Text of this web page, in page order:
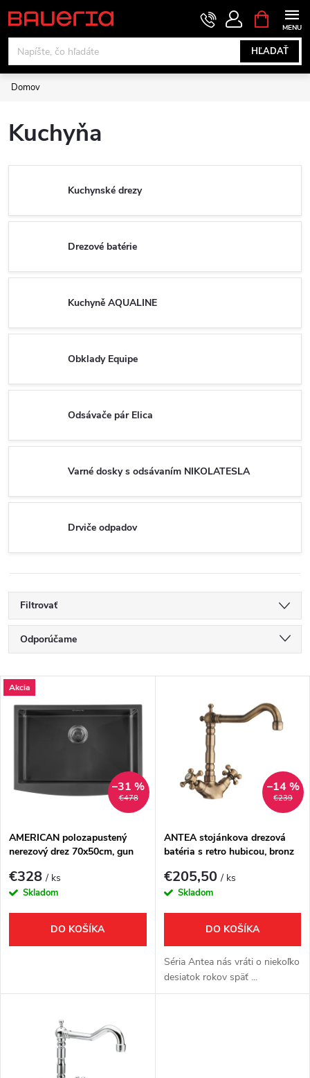
Prejsť
na
obsah
HĽADAŤ
KOŠÍK
Domov
Kuchyňa
Kuchynské drezy
Drezové batérie
Kuchyně AQUALINE
Obklady Equipe
Odsávače pár Elica
Varné dosky s odsávaním NIKOLATESLA
Drviče odpadov
Filtrovať
R
a
d
n
e
p
r
o
d
Odporúčame
Najdrahšie
Najpredávanejšie
V
ý
i
s
p
r
u
Akcia
€478
–31 %
AMERICAN polozapustený
nerezový drez 70x50cm, gun
€328/ ks
Skladom
DO KOŠÍKA
€239
–14 %
ANTEA stojánkova drezová
batéria s retro hubicou, bronz
€205,50/ ks
Skladom
DO KOŠÍKA
Séria Antea nás vráti o niekoľko
desiatok rokov späť ...